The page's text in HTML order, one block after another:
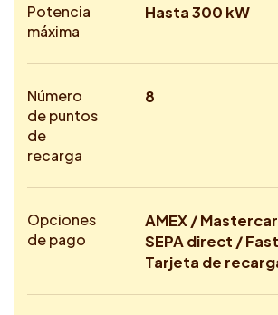
Potencia
máxima
Hasta 300 kW
Número
de puntos
de
recarga
8
Opciones
de pago
AMEX /
SEPA direct /
Tarjeta de